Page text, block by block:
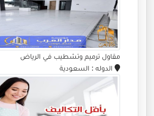
مقاول ترميم وتشطيب في الرياض
الدوله : السعودية